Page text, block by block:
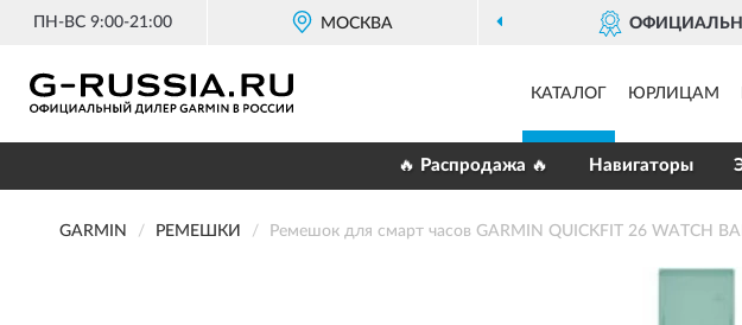
ПН-ВС 9:00-21:00 МОСКВА
КАТАЛОГ ЮРЛИЦАМ
🔥 Распродажа 🔥 Навигаторы
GARMIN РЕМЕШКИ Ремешок для смарт часов GARMIN QUICKFIT 26 WATCH